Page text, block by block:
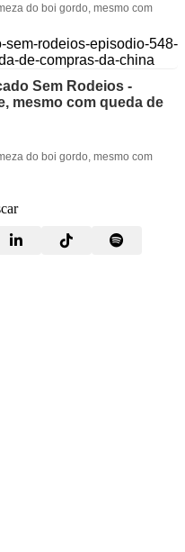
do boi gordo, mesmo com
Sem Rodeios -
mesmo com queda de
do boi gordo, mesmo com